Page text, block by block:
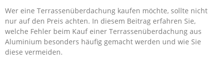
Wer eine Terrassenüberdachung kaufen möchte, sollte nicht
nur auf den Preis achten. In diesem Beitrag erfahren Sie,
welche Fehler beim Kauf einer Terrassenüberdachung aus
Aluminium besonders häufig gemacht werden und wie Sie
diese vermeiden.